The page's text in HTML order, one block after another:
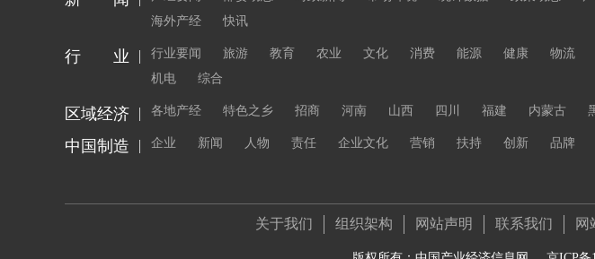
海外产经
快讯
行 业 行业要闻 旅游 教育 农业 文化 消费 能源 健康 物流
机电
综合
区域经济 各地产经 特色之乡 招商 河南 山西 四川 福建 内蒙古
中国制造 企业 新闻 人物 责任 企业文化 营销 扶持 创新 品牌
关于我们 组织架构 网站声明 联系我们 网